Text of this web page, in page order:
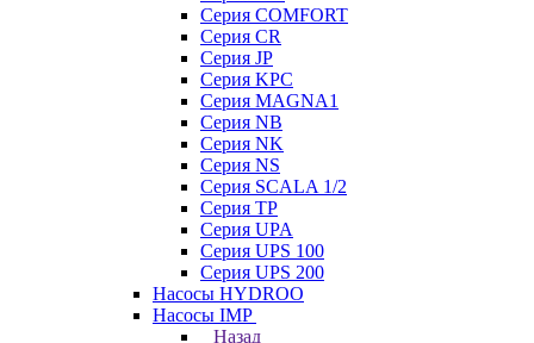
Серия COMFORT
Серия CR
Серия JP
Серия KPC
Серия MAGNA1
Серия NB
Серия NK
Серия NS
Серия SCALA 1/2
Серия TP
Серия UPA
Серия UPS 100
Серия UPS 200
Насосы HYDROO
Насосы IMP
Назад